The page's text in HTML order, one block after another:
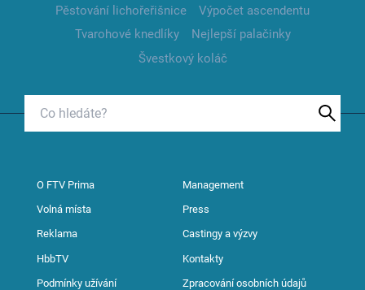
Pěstování lichořeřišnice
Výpočet ascendentu
Tvarohové knedlíky
Nejlepší palačinky
Švestkový koláč
O FTV Prima Management
Volná místa Press
Reklama Castingy a výzvy
HbbTV Kontakty
Podmínky užívání Zpracování osobních údajů